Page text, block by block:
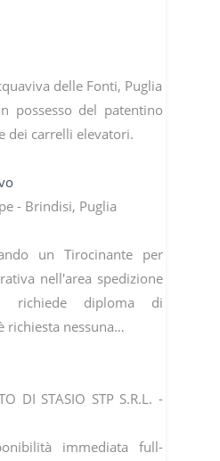
delle Fonti, Puglia
possesso del patentino
dei carrelli elevatori.
- Brindisi, Puglia
un Tirocinante per
nell'area spedizione
richiede diploma di
richiesta nessuna…
DI STASIO STP S.R.L. -
immediata full-